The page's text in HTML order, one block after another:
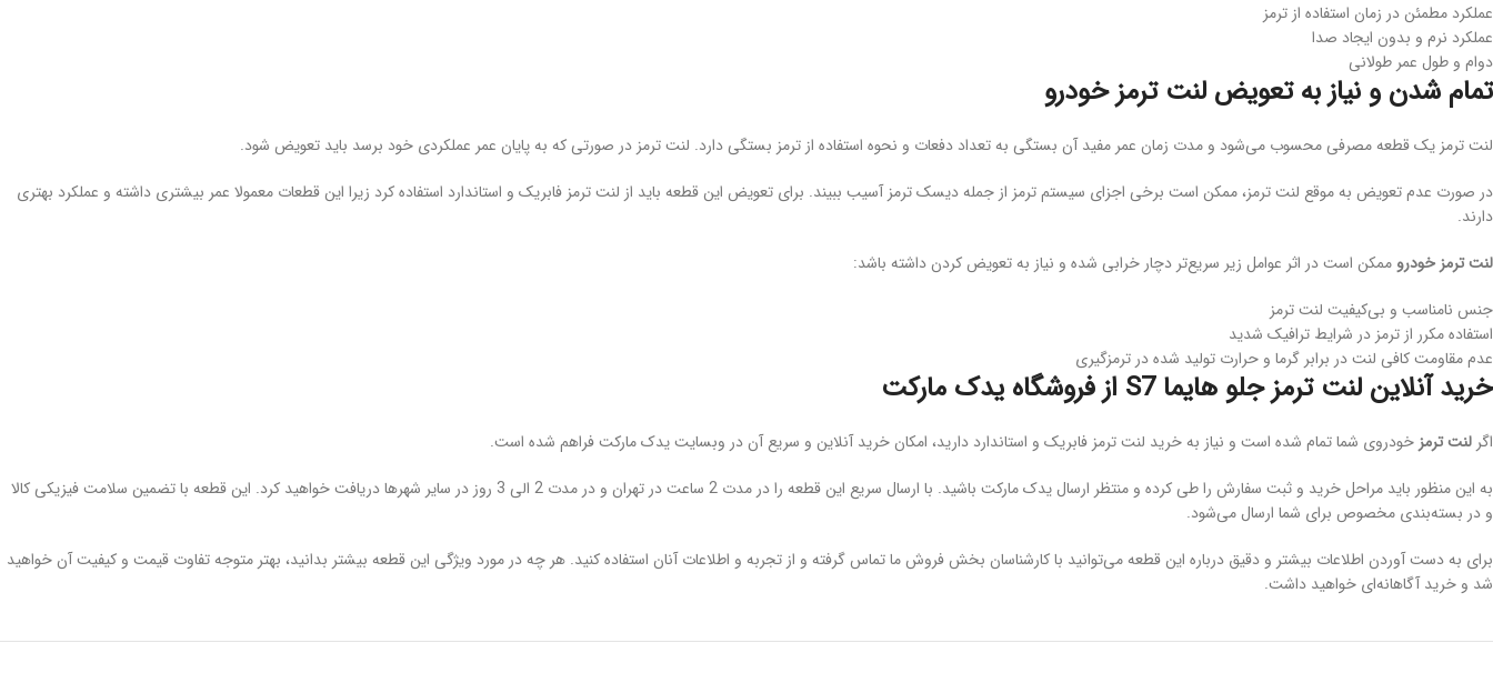
عملکرد مطمئن در زمان استفاده از ترمز
عملکرد نرم و بدون ایجاد صدا
دوام و طول عمر طولانی
تمام شدن و نیاز به تعویض لنت ترمز خودرو
لنت ترمز یک قطعه مصرفی محسوب می‌شود و مدت زمان عمر مفید آن بستگی به تعداد دفعات و نحوه استفاده از ترمز بستگی دارد. لنت ترمز در صورتی که به پایان عمر عملکردی خود برسد باید تعویض شود.
در صورت عدم تعویض به موقع لنت ترمز، ممکن است برخی اجزای سیستم ترمز از جمله دیسک ترمز آسیب ببیند. برای تعویض این قطعه باید از لنت ترمز فابریک و استاندارد استفاده کرد زیرا این قطعات معمولا عمر بیشتری داشته و عملکرد بهتری
دارند.
لنت ترمز خودرو ممکن است در اثر عوامل زیر سریع‌تر دچار خرابی شده و نیاز به تعویض کردن داشته باشد:
جنس نامناسب و بی‌کیفیت لنت ترمز
استفاده مکرر از ترمز در شرایط ترافیک شدید
عدم مقاومت کافی لنت در برابر گرما و حرارت تولید شده در ترمزگیری
خرید آنلاین لنت ترمز جلو هایماS7 از فروشگاه یدک مارکت
اگر لنت ترمز خودروی شما تمام شده است و نیاز به خرید لنت ترمز فابریک و استاندارد دارید، امکان خرید آنلاین و سریع آن در وبسایت یدک مارکت فراهم شده است.
به این منظور باید مراحل خرید و ثبت سفارش را طی کرده و منتظر ارسال یدک مارکت باشید. با ارسال سریع این قطعه را در مدت 2 ساعت در تهران و در مدت 2 الی 3 روز در سایر شهرها دریافت خواهید کرد. این قطعه با تضمین سلامت فیزیکی کالا
و در بسته‌بندی مخصوص برای شما ارسال می‌شود.
برای به دست آوردن اطلاعات بیشتر و دقیق درباره این قطعه می‌توانید با کارشناسان بخش فروش ما تماس گرفته و از تجربه و اطلاعات آنان استفاده کنید. هر چه در مورد ویژگی این قطعه بیشتر بدانید، بهتر متوجه تفاوت قیمت و کیفیت آن خواهید
شد و خرید آگاهانه‌ای خواهید داشت.